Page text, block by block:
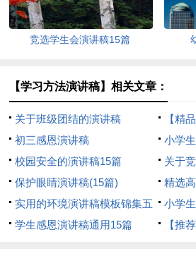
竞选学生会演讲稿15篇
【学习方法演讲稿】相关文章：
关于班级团结的演讲稿
【精
七篇
初三感恩演讲稿
小学
校园安全的演讲稿15篇
关于
篇
保护眼睛演讲稿(15篇)
精选
实用的环境演讲稿模板锦集五
篇
小学
学生感恩演讲稿通用15篇
【推